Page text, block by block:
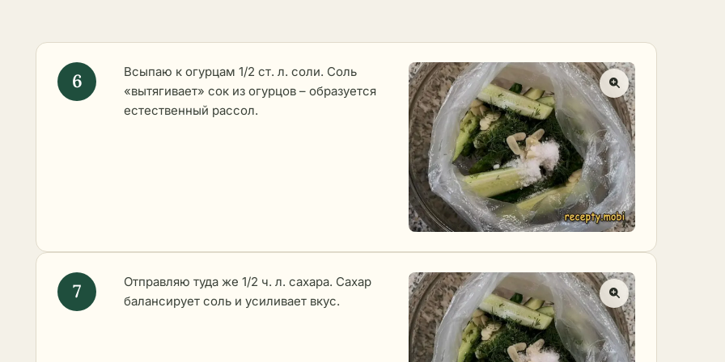
Всыпаю к огурцам 1/2 ст. л. соли. Соль
«вытягивает» сок из огурцов – образуется
естественный рассол.
Отправляю туда же 1/2 ч. л. сахара. Сахар
балансирует соль и усиливает вкус.